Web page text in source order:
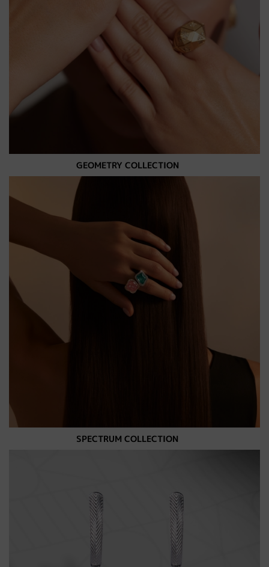
GEOMETRY COLLECTION
SPECTRUM COLLECTION